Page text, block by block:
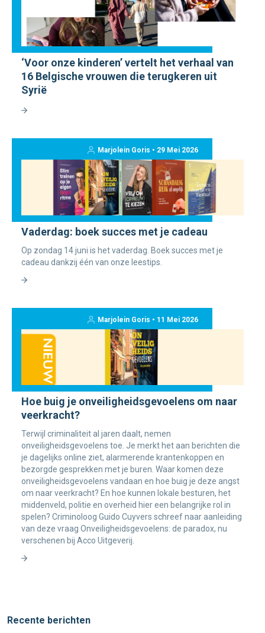
‘Voor onze kinderen’ vertelt het verhaal van
16 Belgische vrouwen die terugkeren uit
Syrië
Marjolein Goris • 29 Mei 2026
Vaderdag: boek succes met je cadeau
Op zondag 14 juni is het vaderdag. Boek succes met je
cadeau dankzij één van onze leestips.
Marjolein Goris • 11 Mei 2026
Hoe buig je onveiligheidsgevoelens om naar
veerkracht?
Terwijl criminaliteit al jaren daalt, nemen
onveiligheidsgevoelens toe. Je merkt het aan berichten die
je dagelijks online ziet, alarmerende krantenkoppen en
bezorgde gesprekken met je buren. Waar komen deze
onveiligheidsgevoelens vandaan en hoe buig je deze angst
om naar veerkracht? En hoe kunnen lokale besturen, het
middenveld, politie en overheid hier een belangrijke rol in
spelen? Criminoloog Guido Cuyvers schreef naar aanleiding
van deze vraag Onveiligheidsgevoelens: de paradox, nu
verschenen bij Acco Uitgeverij.
Recente berichten